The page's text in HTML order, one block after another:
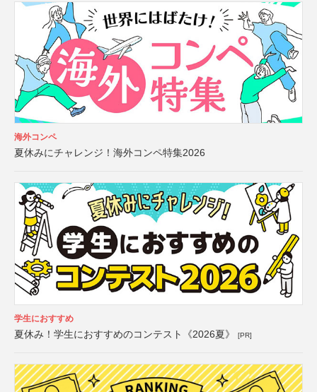
海外コンペ
夏休みにチャレンジ！海外コンペ特集2026
学生におすすめ
夏休み！学生におすすめのコンテスト《2026夏》 [PR]